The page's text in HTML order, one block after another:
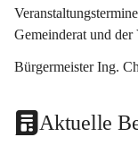
Gemeinderat und der
Bürgermeister Ing.
Aktuelle